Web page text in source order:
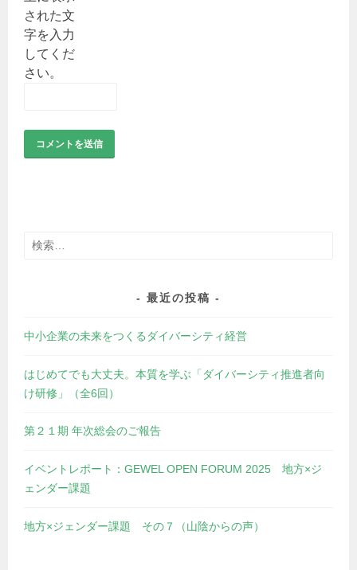
された文
字を入力
してくだ
さい。
検
最近の投稿
中小企業の未来をつくるダイバーシティ経営
はじめてでも大丈夫。本質を学ぶ「ダイバーシティ推進者向
け研修」（全6回）
第２１期 年次総会のご報告
イベントレポート：GEWEL OPEN FORUM 2025 地方×ジ
ェンダー課題
地方×ジェンダー課題 その７（山陰からの声）